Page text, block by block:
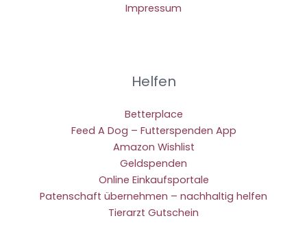
Impressum
Helfen
Betterplace
Feed A Dog – Futterspenden App
Amazon Wishlist
Geldspenden
Online Einkaufsportale
Patenschaft übernehmen – nachhaltig helfen
Tierarzt Gutschein